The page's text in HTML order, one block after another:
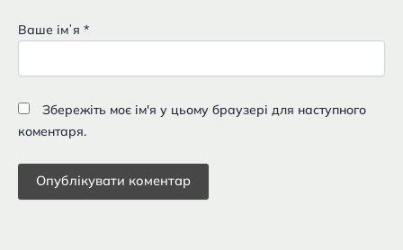
Ваше імʼя *
Збережіть моє ім'я у цьому браузері для наступного
коментаря.